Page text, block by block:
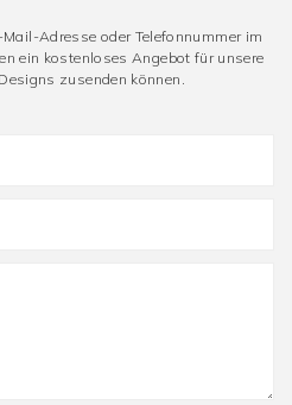
Adresse oder Telefonnummer im
ein kostenloses Angebot für unsere
zusenden können.